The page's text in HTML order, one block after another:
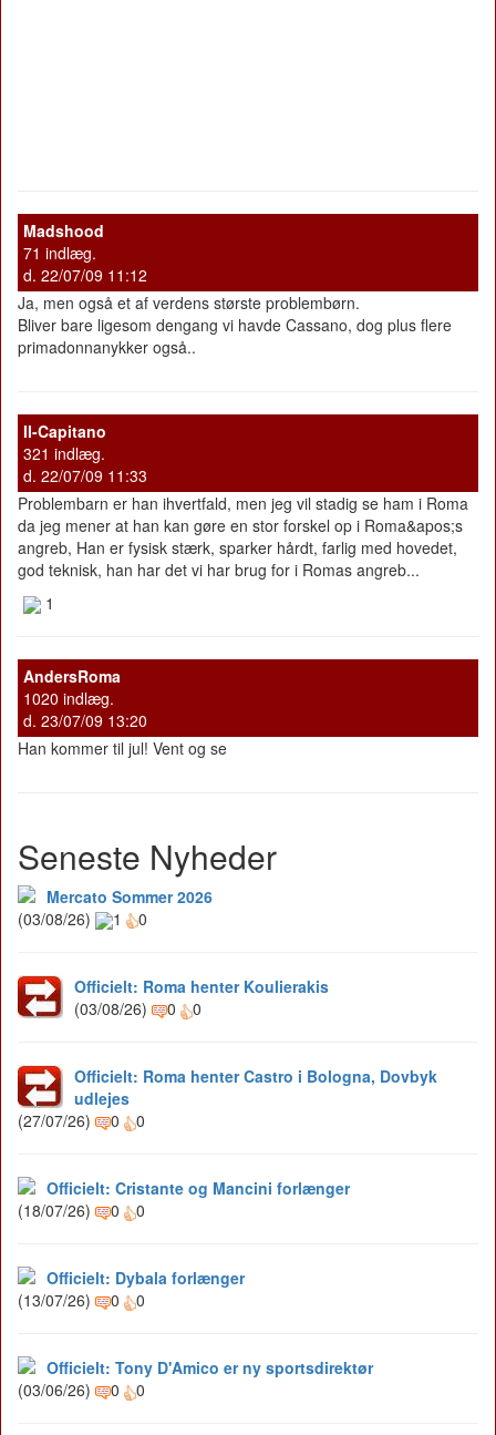
Madshood
71 indlæg.
d. 22/07/09 11:12
Ja, men også et af verdens største problembørn.
Bliver bare ligesom dengang vi havde Cassano, dog plus flere
primadonnanykker også..
II-Capitano
321 indlæg.
d. 22/07/09 11:33
Problembarn er han ihvertfald, men jeg vil stadig se ham i Roma
da jeg mener at han kan gøre en stor forskel op i Roma&apos;s
angreb, Han er fysisk stærk, sparker hårdt, farlig med hovedet,
god teknisk, han har det vi har brug for i Romas angreb...
1
AndersRoma
1020 indlæg.
d. 23/07/09 13:20
Han kommer til jul! Vent og se
Seneste Nyheder
Mercato Sommer 2026
(03/08/26)
1 0
Officielt: Roma henter Koulierakis
(03/08/26)
0 0
Officielt: Roma henter Castro i Bologna, Dovbyk
udlejes
(27/07/26)
0 0
Officielt: Cristante og Mancini forlænger
(18/07/26)
0 0
Officielt: Dybala forlænger
(13/07/26)
0 0
Officielt: Tony D'Amico er ny sportsdirektør
(03/06/26)
0 0